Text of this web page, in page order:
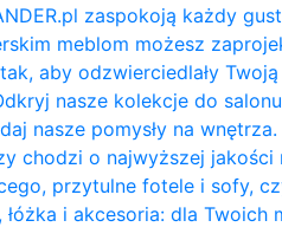
zaspokoją każdy
meblom możesz
aby odzwierciedlały
nasze kolekcje do
nasze pomysły na
chodzi o najwyższej jakości
przytulne fotele i sofy,
i akcesoria: dla Twoich